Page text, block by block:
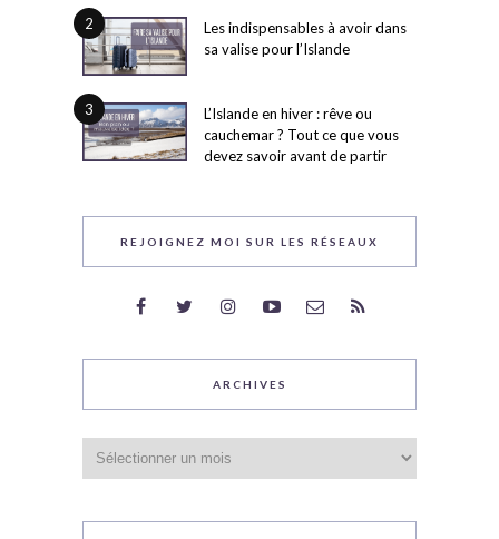
2
Les indispensables à avoir dans
sa valise pour l’Islande
3
L’Islande en hiver : rêve ou
cauchemar ? Tout ce que vous
devez savoir avant de partir
REJOIGNEZ MOI SUR LES RÉSEAUX
ARCHIVES